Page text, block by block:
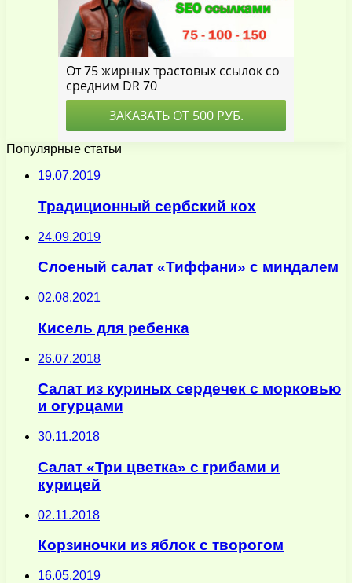
Популярные статьи
19.07.2019
Традиционный сербский кох
24.09.2019
Слоеный салат «Тиффани» с миндалем
02.08.2021
Кисель для ребенка
26.07.2018
Салат из куриных сердечек с морковью
и огурцами
30.11.2018
Салат «Три цветка» с грибами и
курицей
02.11.2018
Корзиночки из яблок с творогом
16.05.2019